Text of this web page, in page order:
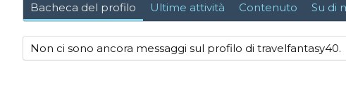
Bacheca del profilo Ultime attività Contenuto Su di
Non ci sono ancora messaggi sul profilo di travelfantasy40.